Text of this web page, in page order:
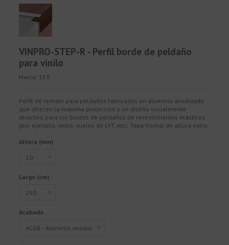
VINPRO-STEP-R - Perfil borde de peldaño
para vinilo
Marca: 153
Perfil de remate para peldaños fabricados en aluminio anodizado
que ofrecen la máxima protección y un diseño visualmente
atractivo para los bordes de peldaños de revestimientos elásticos
(por ejemplo, vinilo, suelos de LVT, etc). Tapa frontal de altura extra.
Altura (mm)
Largo (cm)
Acabado